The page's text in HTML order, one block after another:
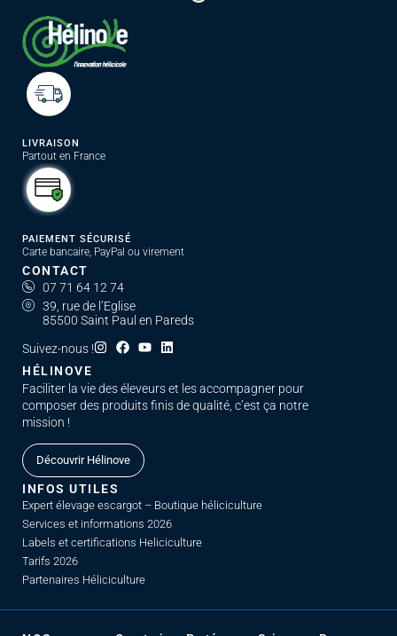
LIVRAISON
Partout en France
PAIEMENT SÉCURISÉ
Carte bancaire, PayPal ou virement
CONTACT
07 71 64 12 74
39, rue de l’Eglise
85500 Saint Paul en Pareds
Suivez-nous !
HÉLINOVE
Faciliter la vie des éleveurs et les accompagner pour
composer des produits finis de qualité, c’est ça notre
mission !
Découvrir Hélinove
INFOS UTILES
Expert élevage escargot – Boutique héliciculture
Services et informations 2026
Labels et certifications Heliciculture
Tarifs 2026
Partenaires Héliciculture